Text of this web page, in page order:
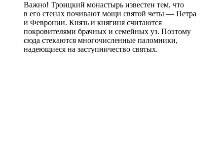
Важно! Троицкий монастырь известен тем, что
в его стенах почивают мощи святой четы — Петра
и Февронии. Князь и княгиня считаются
покровителями брачных и семейных уз. Поэтому
сюда стекаются многочисленные паломники,
надеющиеся на заступничество святых.